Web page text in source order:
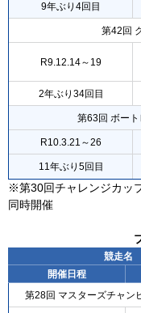
9年ぶり4回目
第42回
R9.12.14～19
2年ぶり34回目
第63回 ボート
R10.3.21～26
11年ぶり5回目
※第30回チャレンジカッ
同時開催
競走名
開催日程
第28回 マスターズチャン